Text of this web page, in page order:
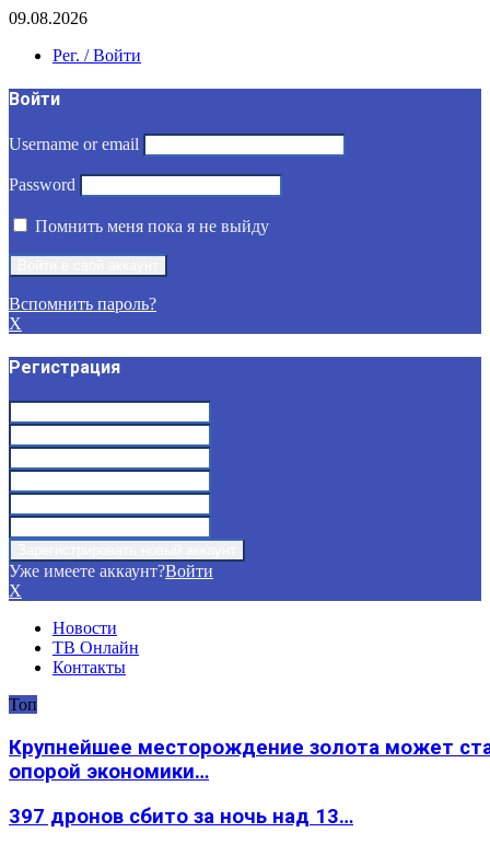
09.08.2026
Рег. / Войти
Войти
Username or email
Password
Помнить меня пока я не выйду
Вспомнить пароль?
X
Регистрация
Уже имеете аккаунт?Войти
X
Новости
ТВ Онлайн
Контакты
Топ
Крупнейшее месторождение золота может
опорой экономики…
397 дронов сбито за ночь над 13…